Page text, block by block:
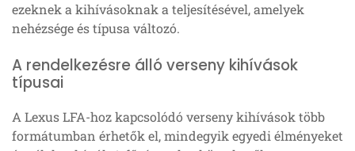
ezeknek a kihívásoknak a teljesítésével, amelyek
nehézsége és típusa változó.
A rendelkezésre álló verseny kihívások
típusai
A Lexus LFA-hoz kapcsolódó verseny kihívások több
formátumban érhetők el, mindegyik egyedi élményeket